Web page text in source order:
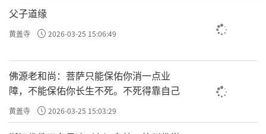
父子道缘
黄盖寺 2026-03-25 15:06:49
佛源老和尚：菩萨只能保佑你消一点业
障，不能保佑你长生不死。不死得靠自己
黄盖寺 2026-03-25 15:03:29